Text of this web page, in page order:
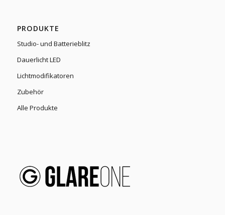
PRODUKTE
Studio- und Batterieblitz
Dauerlicht LED
Lichtmodifikatoren
Zubehör
Alle Produkte